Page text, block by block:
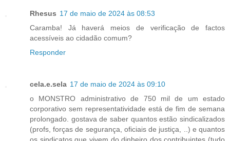
Rhesus 17 de maio de 2024 às 08:53
Caramba! Já haverá meios de verificação de factos
acessíveis ao cidadão comum?
Responder
cela.e.sela 17 de maio de 2024 às 09:10
o MONSTRO administrativo de 750 mil de um estado
corporativo sem representatividade está de fim de semana
prolongado. gostava de saber quantos estão sindicalizados
(profs, forças de segurança, oficiais de justiça, ..) e quantos
os sindicatos que vivem do dinheiro dos contribuintes (tudo